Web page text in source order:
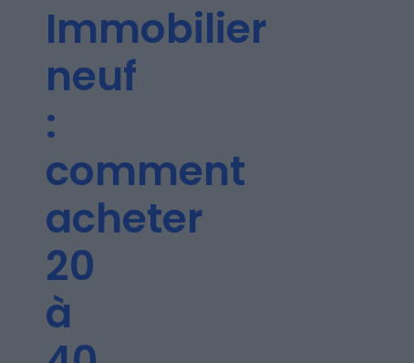
Les épisodes
Les articles
Immobilier
neuf
:
comment
acheter
20
à